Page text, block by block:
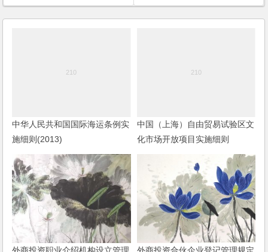
中华人民共和国国际海运条例实
施细则(2013)
中国（上海）自由贸易试验区文
化市场开放项目实施细则
外商投资职业介绍机构设立管理
外商投资合伙企业登记管理规定